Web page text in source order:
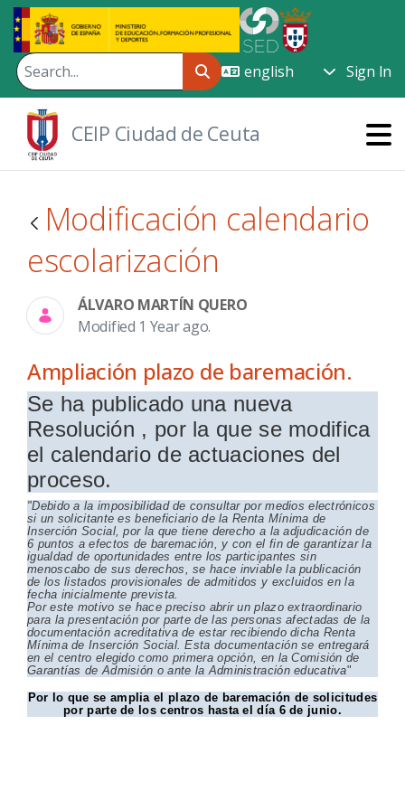
Skip to Main Content
Sign In
CEIP Ciudad de Ceuta
Modificación calendario
escolarización
ÁLVARO MARTÍN QUERO
Modified 1 Year ago.
Ampliación plazo de baremación.
Se ha publicado una nueva
Resolución , por la que se modifica
el calendario de actuaciones del
proceso.
"Debido a la imposibilidad de consultar por medios electrónicos
si un solicitante es beneficiario de la Renta Mínima de
Inserción Social, por la que tiene derecho a la adjudicación de
6 puntos a efectos de baremación, y con el fin de garantizar la
igualdad de oportunidades entre los participantes sin
menoscabo de sus derechos, se hace inviable la publicación
de los listados provisionales de admitidos y excluidos en la
fecha inicialmente prevista.
Por este motivo se hace preciso abrir un plazo extraordinario
para la presentación por parte de las personas afectadas de la
documentación acreditativa de estar recibiendo dicha Renta
Mínima de Inserción Social. Esta documentación se entregará
en el centro elegido como primera opción, en la Comisión de
Garantías de Admisión o ante la Administración educativa"
Por lo que se amplia el plazo de baremación de solicitudes
por parte de los centros hasta el día 6 de junio.